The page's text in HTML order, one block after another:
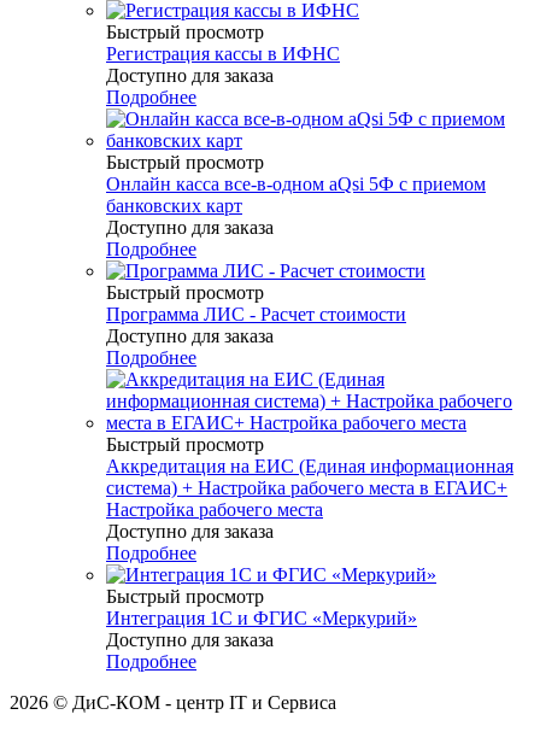
Быстрый просмотр
Регистрация кассы в ИФНС
Доступно для заказа
Подробнее
Быстрый просмотр
Онлайн касса все-в-одном aQsi 5Ф с приемом
банковских карт
Доступно для заказа
Подробнее
Быстрый просмотр
Программа ЛИС - Расчет стоимости
Доступно для заказа
Подробнее
Быстрый просмотр
Аккредитация на ЕИС (Единая информационная
система) + Настройка рабочего места в ЕГАИС+
Настройка рабочего места
Доступно для заказа
Подробнее
Быстрый просмотр
Интеграция 1С и ФГИС «Меркурий»
Доступно для заказа
Подробнее
2026 © ДиС-КОМ - центр IT и Сервиса